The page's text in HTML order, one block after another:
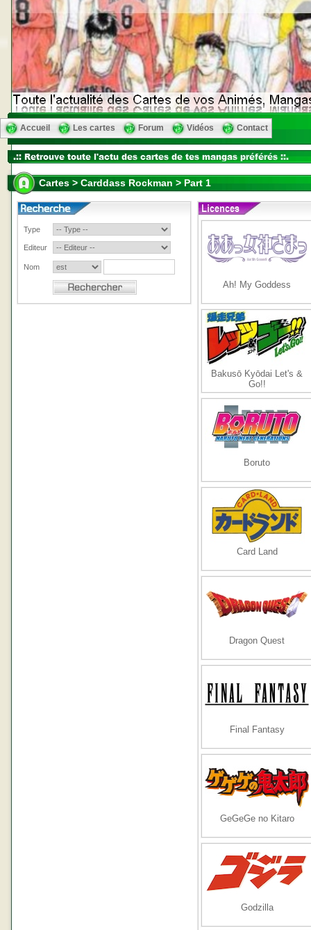
Accueil Les cartes Forum Vidéos Contact
Cartes > Carddass Rockman > Part 1
Type
Editeur
Nom
Ah! My Goddess
Bakusō Kyōdai Let's &
Go!!
Boruto
Card Land
Dragon Quest
Final Fantasy
GeGeGe no Kitaro
Godzilla